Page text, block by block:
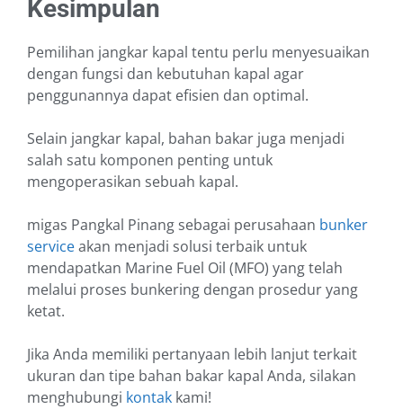
Kesimpulan
Pemilihan jangkar kapal tentu perlu menyesuaikan
dengan fungsi dan kebutuhan kapal agar
penggunannya dapat efisien dan optimal.
Selain jangkar kapal, bahan bakar juga menjadi
salah satu komponen penting untuk
mengoperasikan sebuah kapal.
migas Pangkal Pinang sebagai perusahaan bunker
serviceakan menjadi solusi terbaik untuk
mendapatkan Marine Fuel Oil (MFO) yang telah
melalui proses bunkering dengan prosedur yang
ketat.
Jika Anda memiliki pertanyaan lebih lanjut terkait
ukuran dan tipe bahan bakar kapal Anda, silakan
menghubungi kontak kami!